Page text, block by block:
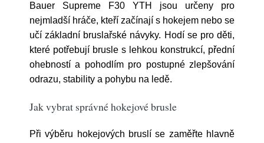
Bauer Supreme F30 YTH jsou určeny pro
nejmladší hráče, kteří začínají s hokejem nebo se
učí základní bruslařské návyky. Hodí se pro děti,
které potřebují brusle s lehkou konstrukcí, přední
ohebností a pohodlím pro postupné zlepšování
odrazu, stability a pohybu na ledě.
Jak vybrat správné hokejové brusle
Při výběru hokejových bruslí se zaměřte hlavně